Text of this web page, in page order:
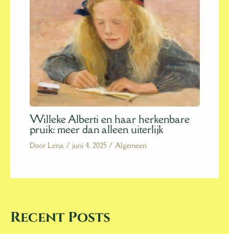
Willeke Alberti en haar herkenbare
pruik: meer dan alleen uiterlijk
Door Lena / juni 4, 2025 / Algemeen
Recent Posts